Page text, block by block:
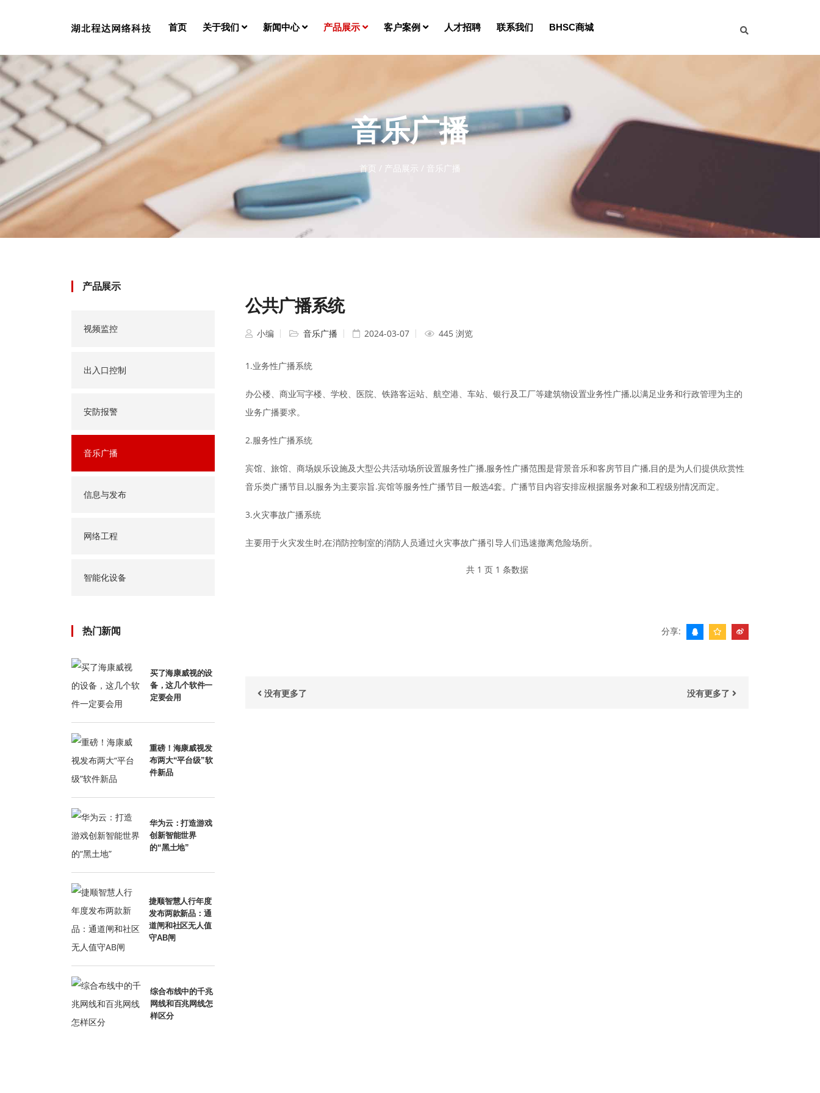
首页 关于我们 新闻中心 产品展示 客户案例 人才招聘 联系我们 BHSC商城
音乐广播
首页 / 产品展示 / 音乐广播
产品展示
视频监控
出入口控制
安防报警
音乐广播
信息与发布
网络工程
智能化设备
热门新闻
买了海康威视的设
备，这几个软件一
定要会用
重磅！海康威视发
布两大“平台级”软
件新品
华为云：打造游戏
创新智能世界
的“黑土地”
捷顺智慧人行年度
发布两款新品：通
道闸和社区无人值
守AB闸
综合布线中的千兆
网线和百兆网线怎
样区分
公共广播系统
小编 音乐广播 2024-03-07 445 浏览
1.业务性广播系统
办公楼、商业写字楼、学校、医院、铁路客运站、航空港、车站、银行及工厂等建筑物设置业务性广播,以满足业务和行政管理为主的
业务广播要求。
2.服务性广播系统
宾馆、旅馆、商场娱乐设施及大型公共活动场所设置服务性广播,服务性广播范围是背景音乐和客房节目广播,目的是为人们提供欣赏性
音乐类广播节目,以服务为主要宗旨.宾馆等服务性广播节目一般选4套。广播节目内容安排应根据服务对象和工程级别情况而定。
3.火灾事故广播系统
主要用于火灾发生时,在消防控制室的消防人员通过火灾事故广播引导人们迅速撤离危险场所。
共 1 页 1 条数据
分享:
没有更多了 没有更多了